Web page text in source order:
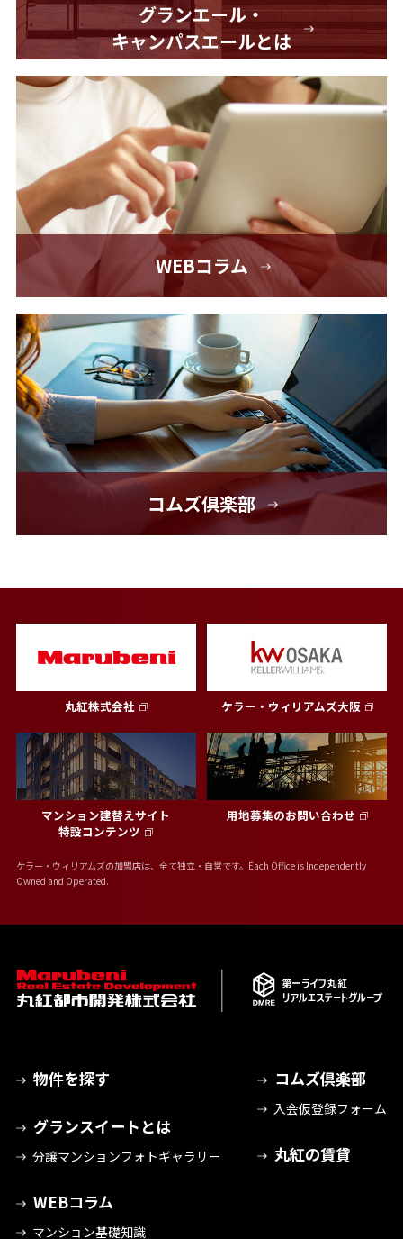
グランエール・
キャンパスエールとは
WEBコラム
コムズ倶楽部
丸紅株式会社 ケラー・ウィリアムズ大阪
マンション建替えサイト
特設コンテンツ
用地募集のお問い合わせ
ケラー・ウィリアムズの加盟店は、全て独立・自営です。Each Office is Independently
Owned and Operated.
物件を探す
グランスイートとは
分譲マンションフォトギャラリー
WEBコラム
マンション基礎知識
コムズ倶楽部
入会仮登録フォーム
丸紅の賃貸